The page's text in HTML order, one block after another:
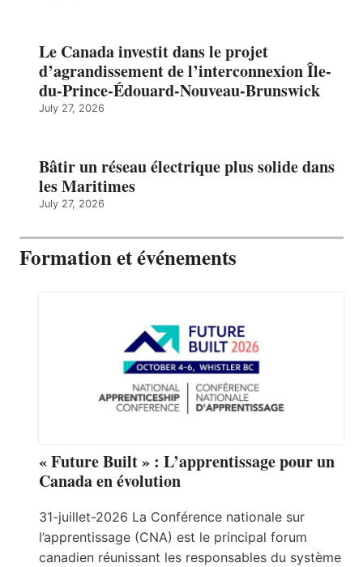
Le Canada investit dans le projet
d’agrandissement de l’interconnexion Île-
du-Prince-Édouard-Nouveau-Brunswick
July 27, 2026
Bâtir un réseau électrique plus solide dans
les Maritimes
July 27, 2026
Formation et événements
« Future Built » : L’apprentissage pour un
Canada en évolution
31-juillet-2026 La Conférence nationale sur
l’apprentissage (CNA) est le principal forum
canadien réunissant les responsables du système